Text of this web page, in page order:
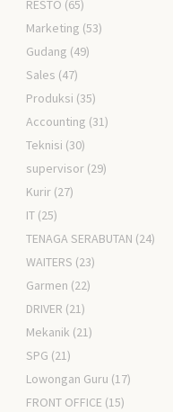
RESTO (65)
Marketing (53)
Gudang (49)
Sales (47)
Produksi (35)
Accounting (31)
Teknisi (30)
supervisor (29)
Kurir (27)
IT (25)
TENAGA SERABUTAN (24)
WAITERS (23)
Garmen (22)
DRIVER (21)
Mekanik (21)
SPG (21)
Lowongan Guru (17)
FRONT OFFICE (15)